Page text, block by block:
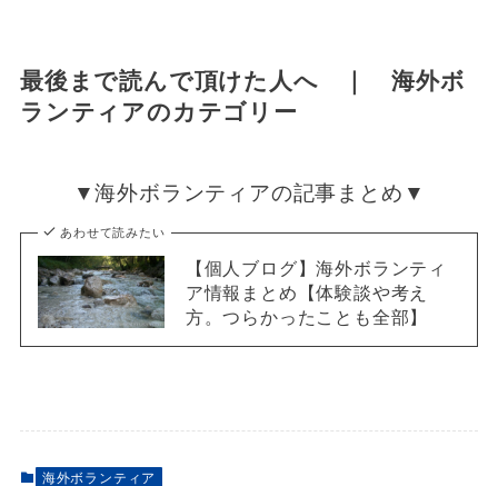
最後まで読んで頂けた人へ ｜ 海外ボ
ランティアのカテゴリー
▼海外ボランティアの記事まとめ▼
あわせて読みたい
【個人ブログ】海外ボランティ
ア情報まとめ【体験談や考え
方。つらかったことも全部】
海外ボランティア